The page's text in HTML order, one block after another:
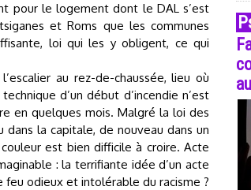
pour le logement dont le DAL s’est
et Roms que les communes
loi qui les y obligent, ce qui
au rez-de-chaussée, lieu où
d’un début d’incendie n’est
en quelques mois. Malgré la loi des
dans la capitale, de nouveau dans un
est bien difficile à croire. Acte
: la terrifiante idée d’un acte
feu odieux et intolérable du racisme ?